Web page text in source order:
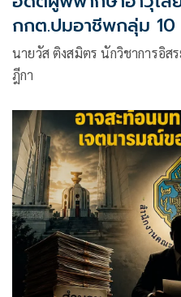
กกต.ปมอาชีพกลุ่ม 10
นายวัส ติงสมิตร นักวิชาการอิส
ฎีกา